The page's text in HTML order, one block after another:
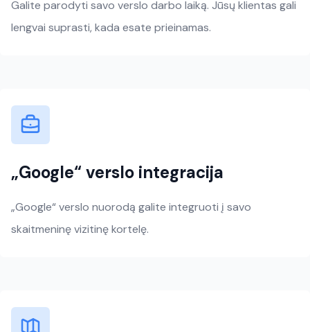
Galite parodyti savo verslo darbo laiką. Jūsų klientas gali
lengvai suprasti, kada esate prieinamas.
„Google“ verslo integracija
„Google“ verslo nuorodą galite integruoti į savo
skaitmeninę vizitinę kortelę.